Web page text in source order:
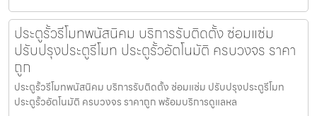
ประตูรั้วรีโมทพนัสนิคม บริการรับติดตั้ง ซ่อมแซ่ม
ปรับปรุงประตูรีโมท ประตูรั้วอัตโนมัติ ครบวงจร ราคา
ถูก
ประตูรั้วรีโมทพนัสนิคม บริการรับติดตั้ง ซ่อมแซ่ม ปรับปรุงประตูรีโมท
ประตูรั้วอัตโนมัติ ครบวงจร ราคาถูก พร้อมบริการดูแลหล